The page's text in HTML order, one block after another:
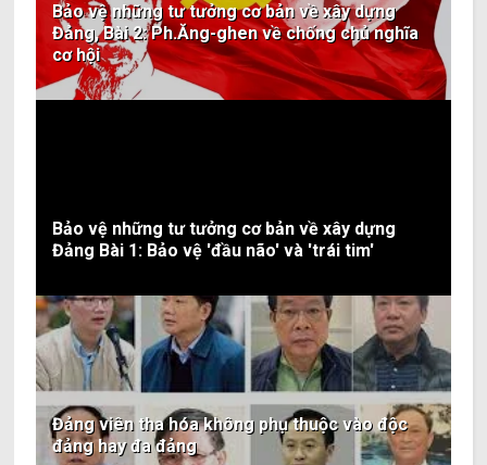
Bảo vệ những tư tưởng cơ bản về xây dựng
Đảng, Bài 2: Ph.Ăng-ghen về chống chủ nghĩa
cơ hội
Bảo vệ những tư tưởng cơ bản về xây dựng
Đảng Bài 1: Bảo vệ 'đầu não' và 'trái tim'
Đảng viên tha hóa không phụ thuộc vào độc
đảng hay đa đảng